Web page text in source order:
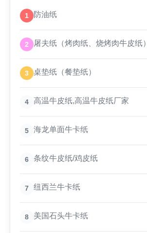
1 防油纸
2 屠夫纸（烤肉纸、烧烤肉牛皮纸）
3 桌垫纸（餐垫纸）
4 高温牛皮纸,高温牛皮纸厂家
5 海龙单面牛卡纸
6 条纹牛皮纸/鸡皮纸
7 纽西兰牛卡纸
8 美国石头牛卡纸